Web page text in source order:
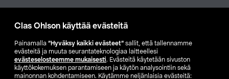
Clas Ohlson käyttää evästeitä
Painamalla ”Hyväksy kaikki evästeet” sallit, että tallennamme
evästeitä ja muuta seurantateknologiaa laitteellesi
evästeselosteemme mukaisesti. Evästeitä käytetään sivuston
käyttökokemuksen parantamiseen ja käytön analysointiin sekä
mainonnan kohdentamiseen. Käytämme neljänlaisia evästeitä:
Etsi myymälä